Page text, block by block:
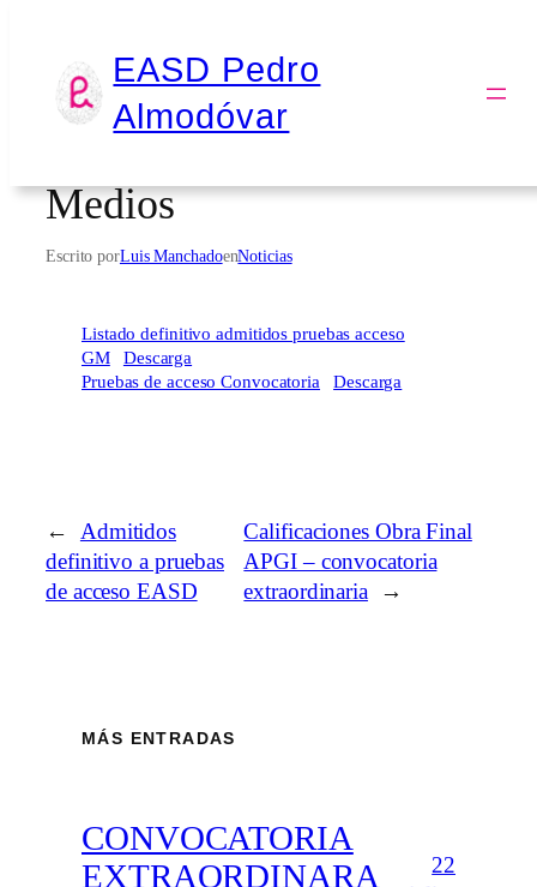
contenido
EASD Pedro
Almodóvar
Admitidos definitivo a
Medios
Escrito porLuis ManchadoenNoticias
Listado definitivo admitidos pruebas acceso
GM
Descarga
Pruebas de acceso Convocatoria
Descarga
←
Admitidos
definitivo a pruebas
de acceso EASD
Calificaciones Obra Final
APGI – convocatoria
extraordinaria
→
MÁS ENTRADAS
CONVOCATORIA
EXTRAORDINARA
22